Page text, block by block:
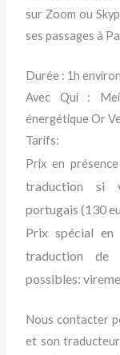
sur Zoom ou
ses passages à
Durée : 1h environ
Avec Qui : Mei
énergétique Or
Tarifs:
Prix en
traduction si
portugais (130
Prix spécial
traduction de
possibles:
Nous contacter
et son traducteur